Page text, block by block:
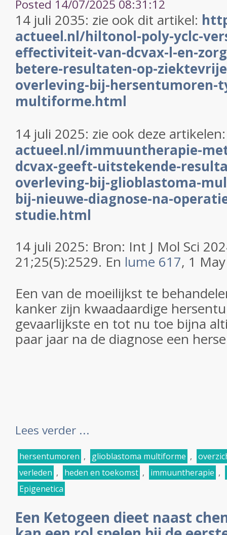
Posted 14/07/2025 08:31:12
14 juli 2035: zie ook dit artikel:
actueel.nl/hiltonol-poly-yclc-
effectiviteit-van-dcvax-l-en-
betere-resultaten-op-
overleving-bij-hersentumoren-
multiforme.html
14 juli 2025: zie ook deze
actueel.nl/immuuntherapie-
dcvax-geeft-uitstekende-
overleving-bij-glioblastoma-
bij-nieuwe-diagnose-na-
studie.html
14 juli 2025: Bron: Int J Mol Sci
21;25(5):2529. En lume 617, 1
Een van de moeilijkst te
kanker zijn kwaadaardige
gevaarlijkste en tot nu toe bijna
paar jaar na de diagnose een
Lees verder ...
hersentumoren , glioblastoma multiforme ,
verleden , heden en toekomst , immuuntherapie ,
Epigenetica
Een Ketogeen dieet naast